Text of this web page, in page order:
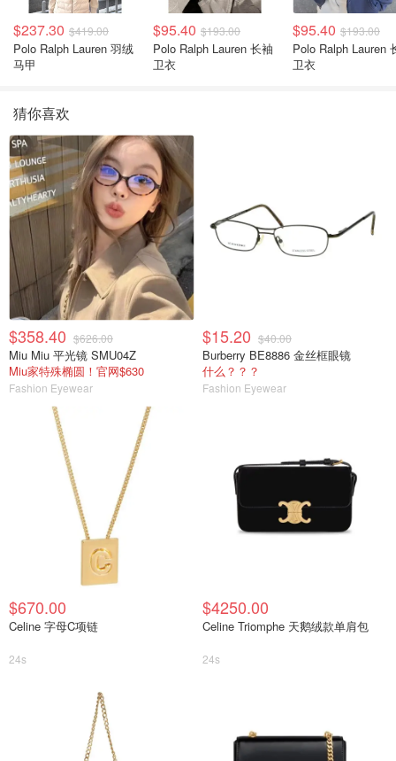
$237.30 $419.00
Polo Ralph Lauren 羽绒
马甲
$95.40 $193.00
Polo Ralph Lauren 长袖
卫衣
$95.40 $193.00
Polo Ralph Lauren 长袖
卫衣
猜你喜欢
$358.40 $626.00
Miu Miu 平光镜 SMU04Z
Miu家特殊椭圆！官网$630
Fashion Eyewear
$15.20 $40.00
Burberry BE8886 金丝框眼镜
什么？？？
Fashion Eyewear
$670.00
Celine 字母C项链
24s
$4250.00
Celine Triomphe 天鹅绒款单肩包
24s